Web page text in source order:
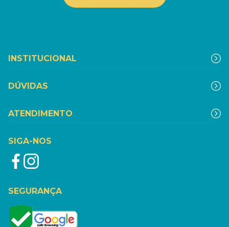
INSTITUCIONAL
DÚVIDAS
ATENDIMENTO
SIGA-NOS
SEGURANÇA